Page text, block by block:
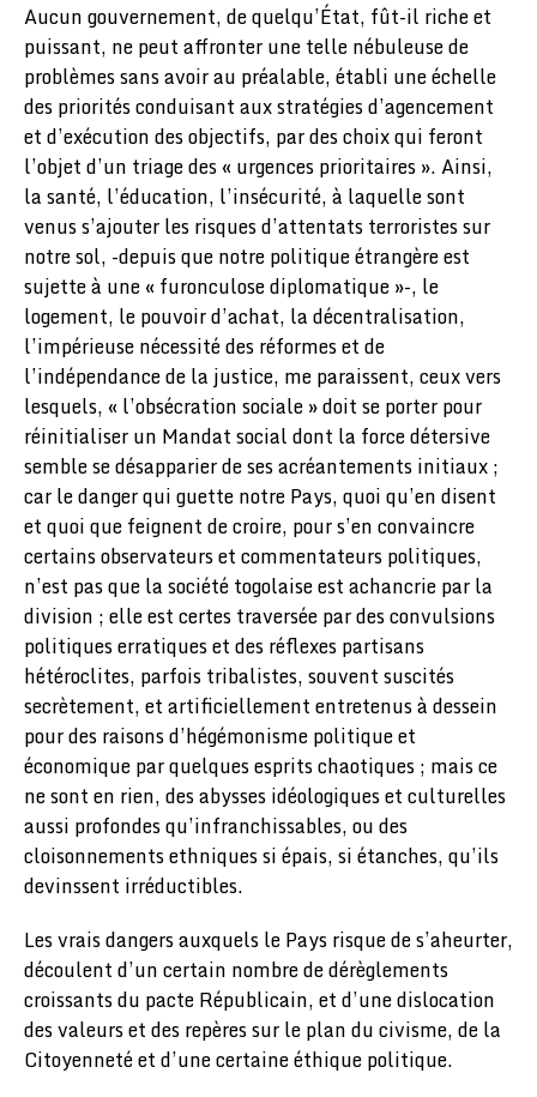
Aucun gouvernement, de quelqu’État, fût-il riche et
puissant, ne peut affronter une telle nébuleuse de
problèmes sans avoir au préalable, établi une échelle
des priorités conduisant aux stratégies d’agencement
et d’exécution des objectifs, par des choix qui feront
l’objet d’un triage des « urgences prioritaires ». Ainsi,
la santé, l’éducation, l’insécurité, à laquelle sont
venus s’ajouter les risques d’attentats terroristes sur
notre sol, -depuis que notre politique étrangère est
sujette à une « furonculose diplomatique »-, le
logement, le pouvoir d’achat, la décentralisation,
l’impérieuse nécessité des réformes et de
l’indépendance de la justice, me paraissent, ceux vers
lesquels, « l’obsécration sociale » doit se porter pour
réinitialiser un Mandat social dont la force détersive
semble se désapparier de ses acréantements initiaux ;
car le danger qui guette notre Pays, quoi qu’en disent
et quoi que feignent de croire, pour s’en convaincre
certains observateurs et commentateurs politiques,
n’est pas que la société togolaise est achancrie par la
division ; elle est certes traversée par des convulsions
politiques erratiques et des réflexes partisans
hétéroclites, parfois tribalistes, souvent suscités
secrètement, et artificiellement entretenus à dessein
pour des raisons d’hégémonisme politique et
économique par quelques esprits chaotiques ; mais ce
ne sont en rien, des abysses idéologiques et culturelles
aussi profondes qu’infranchissables, ou des
cloisonnements ethniques si épais, si étanches, qu’ils
devinssent irréductibles.
Les vrais dangers auxquels le Pays risque de s’aheurter,
découlent d’un certain nombre de dérèglements
croissants du pacte Républicain, et d’une dislocation
des valeurs et des repères sur le plan du civisme, de la
Citoyenneté et d’une certaine éthique politique.